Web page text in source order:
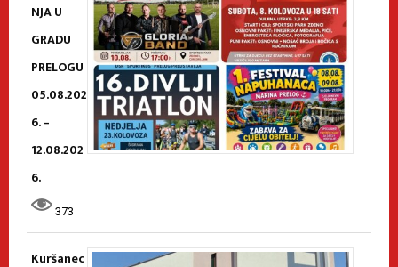
NJA U
GRADU
PRELOGU
05.08.202
6. –
12.08.202
6.
373
Kuršanec